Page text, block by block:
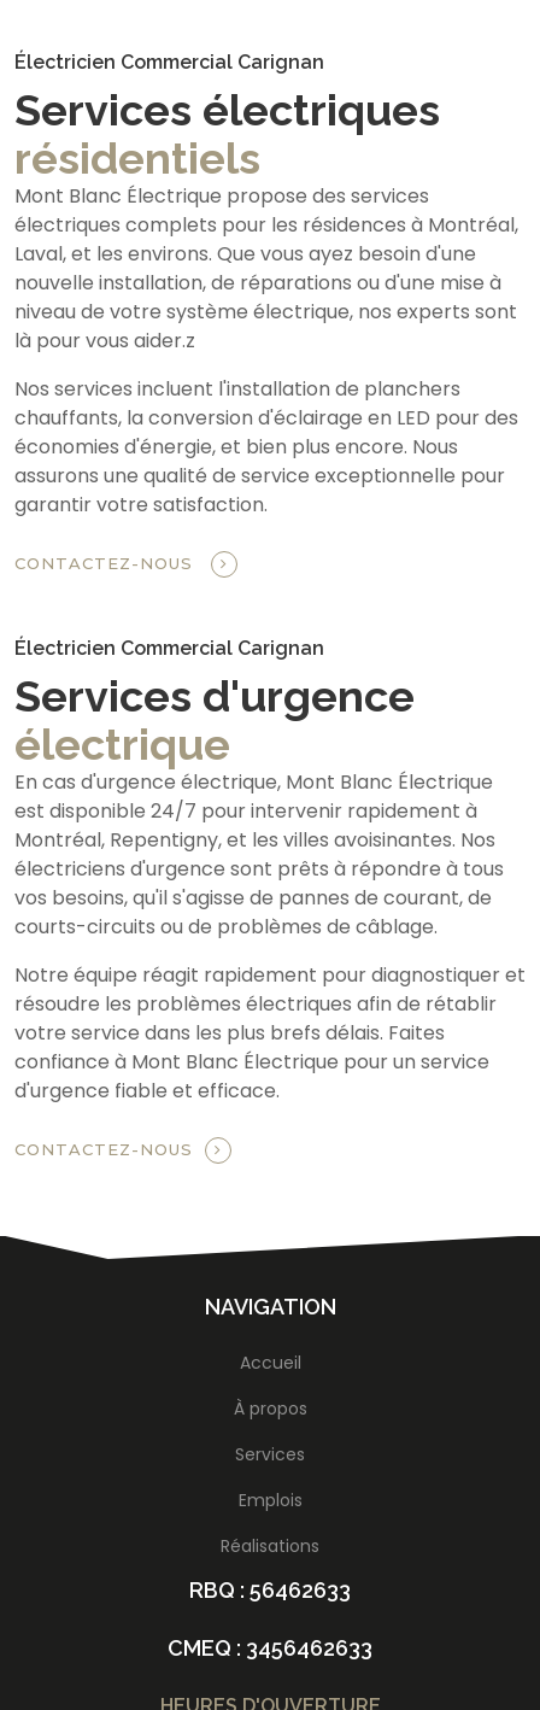
Électricien Commercial Carignan
Services électriques
résidentiels
Mont Blanc Électrique propose des services
électriques complets pour les résidences à Montréal,
Laval, et les environs. Que vous ayez besoin d'une
nouvelle installation, de réparations ou d'une mise à
niveau de votre système électrique, nos experts sont
là pour vous aider.z
Nos services incluent l'installation de planchers
chauffants, la conversion d'éclairage en LED pour des
économies d'énergie, et bien plus encore. Nous
assurons une qualité de service exceptionnelle pour
garantir votre satisfaction.
CONTACTEZ-NOUS
Électricien Commercial Carignan
Services d'urgence
électrique
En cas d'urgence électrique, Mont Blanc Électrique
est disponible 24/7 pour intervenir rapidement à
Montréal, Repentigny, et les villes avoisinantes. Nos
électriciens d'urgence sont prêts à répondre à tous
vos besoins, qu'il s'agisse de pannes de courant, de
courts-circuits ou de problèmes de câblage.
Notre équipe réagit rapidement pour diagnostiquer et
résoudre les problèmes électriques afin de rétablir
votre service dans les plus brefs délais. Faites
confiance à Mont Blanc Électrique pour un service
d'urgence fiable et efficace.
CONTACTEZ-NOUS
NAVIGATION
Accueil
À propos
Services
Emplois
Réalisations
RBQ : 56462633
CMEQ : 3456462633